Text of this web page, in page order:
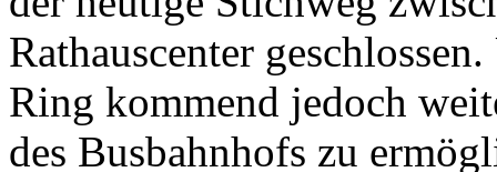
Rathauscenter
Ring kommend jedoch
des Busbahnhofs zu